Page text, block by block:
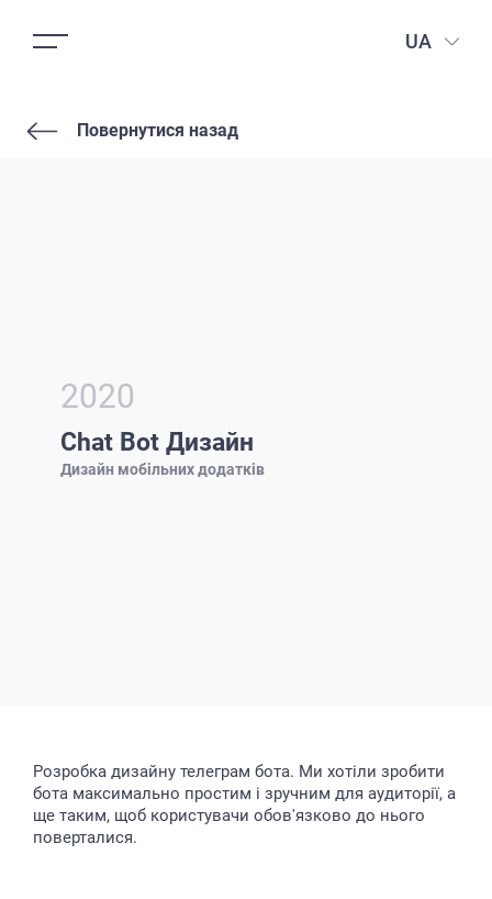
UA
Повернутися назад
2020
Chat Bot Дизайн
Дизайн мобільних додатків
Розробка дизайну телеграм бота. Ми хотіли зробити
бота максимально простим і зручним для аудиторії, а
ще таким, щоб користувачи обов'язково до нього
поверталися.